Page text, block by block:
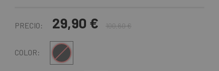
PRECIO: 29,90 € 100,60 €
COLOR: Negro-Rojo